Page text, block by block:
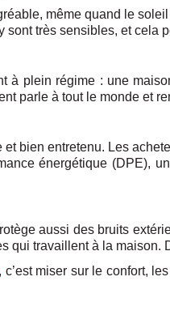
même quand le
très sensibles, et cela
plein régime : une
parle à tout le monde et
bien entretenu. Les
énergétique
aussi des bruits
qui travaillent à la
, c’est miser sur le confort,